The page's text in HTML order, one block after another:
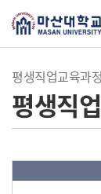
Skip
마산대학교
평생직업교육과정
평생직